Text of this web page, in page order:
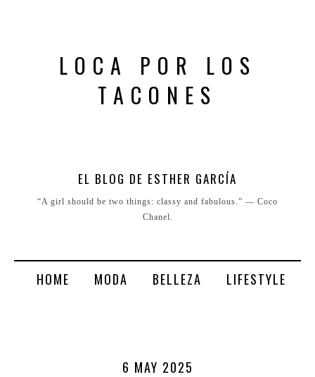
LOCA POR LOS
TACONES
EL BLOG DE ESTHER GARCÍA
“A girl should be two things: classy and fabulous.” ― Coco
Chanel.
HOME MODA BELLEZA LIFESTYLE
6 MAY 2025